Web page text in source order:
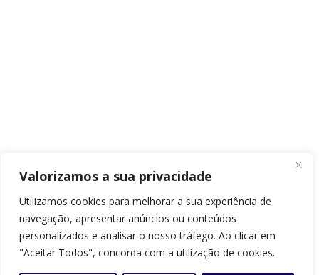
Valorizamos a sua privacidade
Utilizamos cookies para melhorar a sua experiência de
navegação, apresentar anúncios ou conteúdos
personalizados e analisar o nosso tráfego. Ao clicar em
"Aceitar Todos", concorda com a utilização de cookies.